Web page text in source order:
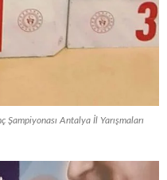
Şampiyonası Antalya İl Yarışmaları